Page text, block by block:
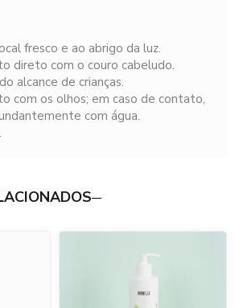
fresco e ao abrigo da luz.
direto com o couro cabeludo.
alcance de crianças.
com os olhos; em caso de contato,
com água.